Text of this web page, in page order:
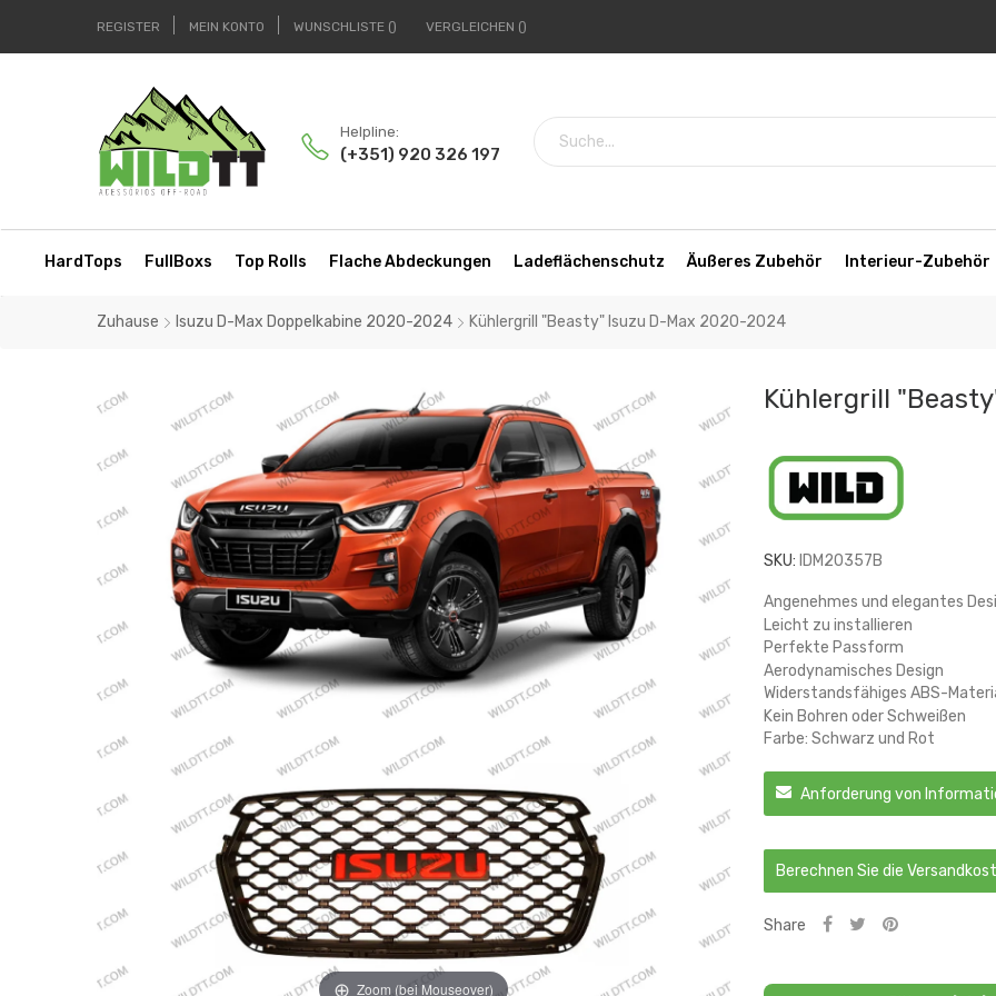
REGISTER MEIN KONTO WUNSCHLISTE VERGLEICHEN
Helpline:
(+351) 920 326 197
HardTops FullBoxs Top Rolls Flache Abdeckungen Ladeflächenschutz Äußeres Zubehör Interieur-Zubehör
Zuhause Isuzu D-Max Doppelkabine 2020-2024 Kühlergrill "Beasty" Isuzu D-Max 2020-2024
Zoom (bei Mouseover)
Kühlergrill
SKU: IDM20357B
Angenehmes und elegantes
Leicht zu installieren
Perfekte Passform
Aerodynamisches Design
Widerstandsfähiges ABS-
Kein Bohren oder Schweißen
Farbe: Schwarz und Rot
Anforderung von
Berechnen Sie die
Share